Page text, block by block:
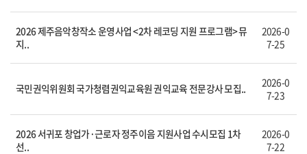
2026 제주음악창작소 운영사업 <2차 레코딩 지원 프로그램> 뮤
지..
2026-0
7-25
국민권익위원회 국가청렴권익교육원 권익교육 전문강사 모집..
2026-0
7-23
2026 서귀포 창업가·근로자 정주이음 지원사업 수시모집 1차
선..
2026-0
7-22